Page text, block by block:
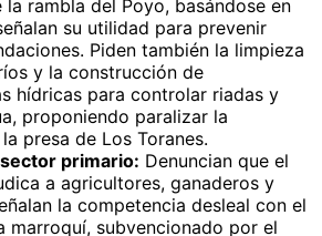
la rambla del Poyo, basándose en
su utilidad para prevenir
Piden también la limpieza
y la construcción de
hídricas para controlar riadas y
proponiendo paralizar la
presa de Los Toranes.
primario: Denuncian que el
a agricultores, ganaderos y
la competencia desleal con el
marroquí, subvencionado por el